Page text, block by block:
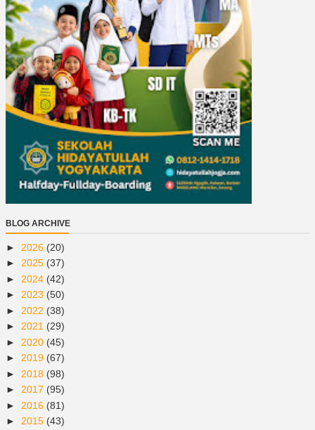
BLOG ARCHIVE
► 2026 (20)
► 2025 (37)
► 2024 (42)
► 2023 (50)
► 2022 (38)
► 2021 (29)
► 2020 (45)
► 2019 (67)
► 2018 (98)
► 2017 (95)
► 2016 (81)
► 2015 (43)